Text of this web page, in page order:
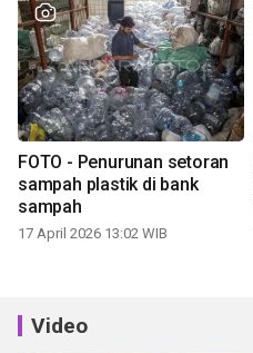
FOTO - Penurunan setoran
sampah plastik di bank
sampah
17 April 2026 13:02 WIB
Video